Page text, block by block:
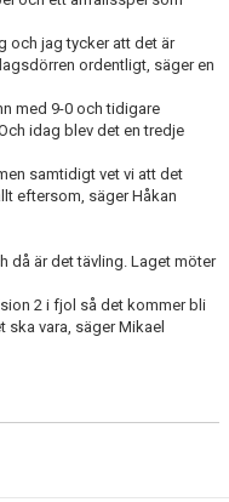
och jag tycker att det är
ordentligt, säger en
med 9-0 och tidigare
idag blev det en tredje
samtidigt vet vi att det
eftersom, säger Håkan
då är det tävling. Laget möter
2 i fjol så det kommer bli
vara, säger Mikael